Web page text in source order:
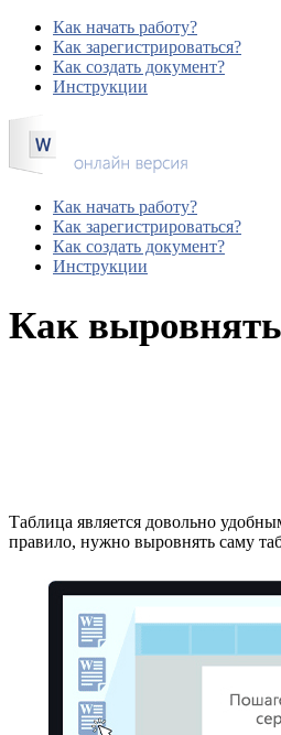
Как начать работу?
Как зарегистрироваться?
Как создать документ?
Инструкции
Как начать работу?
Как зарегистрироваться?
Как создать документ?
Инструкции
Как
Таблица является довольно
правило, нужно выровнять саму